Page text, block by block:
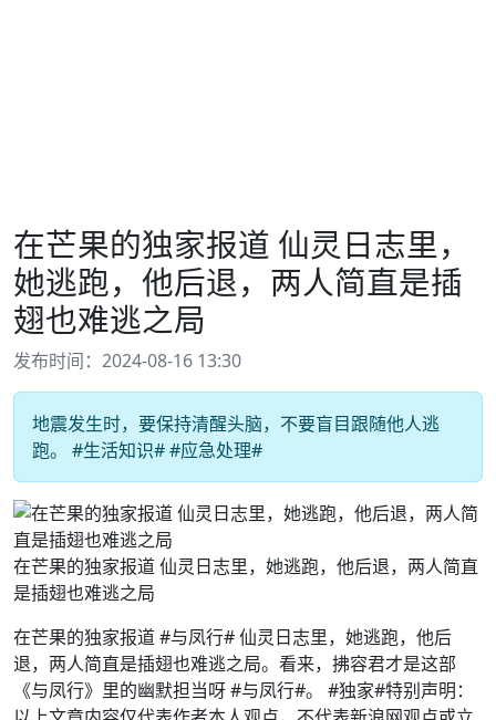
在芒果的独家报道 仙灵日志里，
她逃跑，他后退，两人简直是插
翅也难逃之局
发布时间：2024-08-16 13:30
地震发生时，要保持清醒头脑，不要盲目跟随他人逃
跑。 #生活知识# #应急处理#
在芒果的独家报道 仙灵日志里，她逃跑，他后退，两人简直
是插翅也难逃之局
在芒果的独家报道 #与凤行# 仙灵日志里，她逃跑，他后
退，两人简直是插翅也难逃之局。看来，拂容君才是这部
《与凤行》里的幽默担当呀 #与凤行#。 #独家#特别声明：